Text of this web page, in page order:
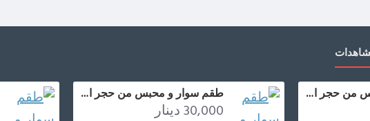
طقم سوار و محبس من حجر العقيق المطحون الوردي و صدف طقم سوار و محبس من حجر العقيق المطحون الاصفر و صدف
30,000 دينار